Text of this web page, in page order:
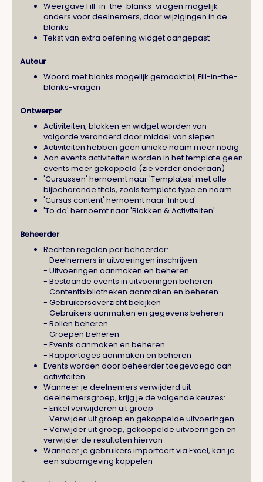
Weergave Fill-in-the-blanks-vragen mogelijk
anders voor deelnemers, door wijzigingen in de
blanks
Tekst van extra oefening widget aangepast
Auteur
Woord met blanks mogelijk gemaakt bij Fill-in-the-
blanks-vragen
Ontwerper
Activiteiten, blokken en widget worden van
volgorde veranderd door middel van slepen
Activiteiten hebben geen unieke naam meer nodig
Aan events activiteiten worden in het template geen
events meer gekoppeld (zie verder onderaan)
'Cursussen' hernoemt naar 'Templates' met alle
bijbehorende titels, zoals template type en naam
'Cursus content' hernoemt naar 'Inhoud'
'To do' hernoemt naar 'Blokken & Activiteiten'
Beheerder
Rechten regelen per beheerder:
- Deelnemers in uitvoeringen inschrijven
- Uitvoeringen aanmaken en beheren
- Bestaande events in uitvoeringen beheren
- Contentbibliotheken aanmaken en beheren
- Gebruikersoverzicht bekijken
- Gebruikers aanmaken en gegevens beheren
- Rollen beheren
- Groepen beheren
- Events aanmaken en beheren
- Rapportages aanmaken en beheren
Events worden door beheerder toegevoegd aan
activiteiten
Wanneer je deelnemers verwijderd uit
deelnemersgroep, krijg je de volgende keuzes:
- Enkel verwijderen uit groep
- Verwijder uit groep en gekoppelde uitvoeringen
- Verwijder uit groep, gekoppelde uitvoeringen en
verwijder de resultaten hiervan
Wanneer je gebruikers importeert via Excel, kan je
een subomgeving koppelen